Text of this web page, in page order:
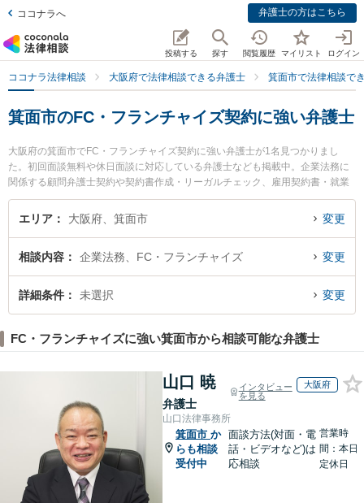
ココナラへ 弁護士の方はこちら
投稿する 探す 閲覧履歴 マイリスト ログイン
ココナラ法律相談 大阪府で法律相談できる弁護士 箕面市で法律相談で
箕面市のFC・フランチャイズ契約に強い弁護士
大阪府の箕面市でFC・フランチャイズ契約に強い弁護士が1名見つかりまし
た。初回面談無料や休日面談に対応している弁護士なども掲載中。企業法務に
関係する顧問弁護士契約や契約書作成・リーガルチェック、雇用契約書・就業
規則作成等の細かな分野での絞り込み検索もでき便利です。特に箕面駅前法律
事務所の石塚 誠弁護士のプロフィール情報や弁護士費用、強みなどが注目され
の実績豊富な近くの弁護士を検索したい』『初回相談無料でFC・フランチャイ
ズ契約を法律相談できる箕面市内の弁護士に相談予約したい』などでお困りの
相談者さんにおすすめです。
エリア 大阪府、箕面市 変更
相談内容 企業法務、FC・フランチャイズ 変更
詳細条件 未選択 変更
FC・フランチャイズに強い箕面市から相談可能な弁護士
山口 暁
弁護士
インタビュー
を見る
大阪府
山口法律事務所
箕面市 か
らも相談
受付中
面談方法(対面・電
話・ビデオなど)は
応相談
営業時
間：本日
定休日